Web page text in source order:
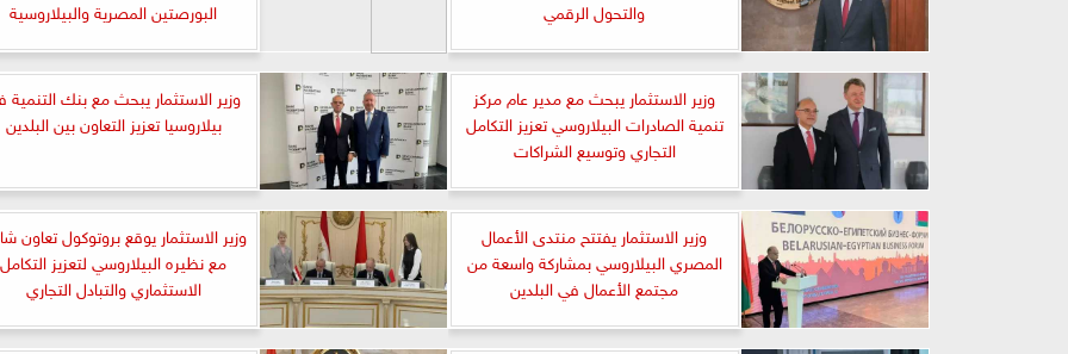
والتحول الرقمي
البورصتين المصرية والبيلاروسية
وزير الاستثمار يبحث مع مدير عام مركز
تنمية الصادرات البيلاروسي تعزيز التكامل
التجاري وتوسيع الشراكات
وزير الاستثمار يبحث مع بنك
بيلاروسيا تعزيز التعاون بين البلدين
وزير الاستثمار يفتتح منتدى الأعمال
المصري البيلاروسي بمشاركة واسعة من
مجتمع الأعمال في البلدين
وزير الاستثمار يوقع بروتوكول تعاون
مع نظيره البيلاروسي لتعزيز التكامل
الاستثماري والتبادل التجاري